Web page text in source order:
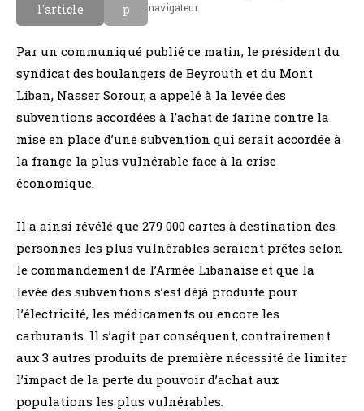
l'article
p
navigateur.
Par un communiqué publié ce matin, le président du
syndicat des boulangers de Beyrouth et du Mont
Liban, Nasser Sorour, a appelé à la levée des
subventions accordées à l’achat de farine contre la
mise en place d’une subvention qui serait accordée à
la frange la plus vulnérable face à la crise
économique.
Il a ainsi révélé que 279 000 cartes à destination des
personnes les plus vulnérables seraient prêtes selon
le commandement de l’Armée Libanaise et que la
levée des subventions s’est déjà produite pour
l’électricité, les médicaments ou encore les
carburants. Il s’agit par conséquent, contrairement
aux 3 autres produits de première nécessité de limiter
l’impact de la perte du pouvoir d’achat aux
populations les plus vulnérables.